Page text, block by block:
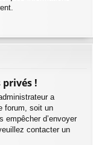
privés !
a
forum, soit un
empêcher d’envoyer
contacter un